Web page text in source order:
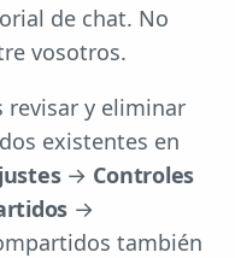
de chat. No
vosotros.
revisar y eliminar
existentes en
→ Controles
→
también